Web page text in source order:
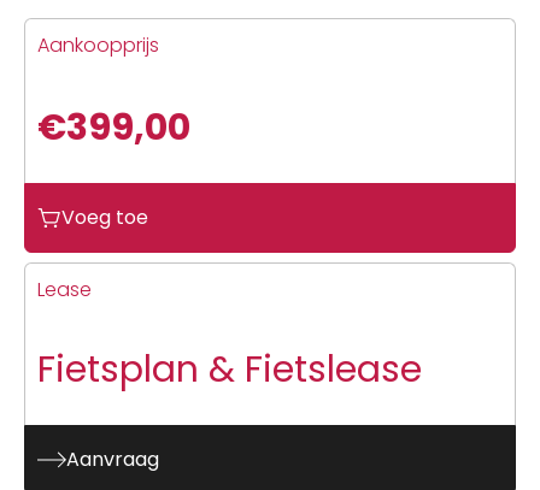
Aankoopprijs
€399,00
Voeg toe
Lease
Fietsplan & Fietslease
Aanvraag